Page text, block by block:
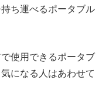
ち運べるポータブル
使用できるポータブ
になる人はあわせて